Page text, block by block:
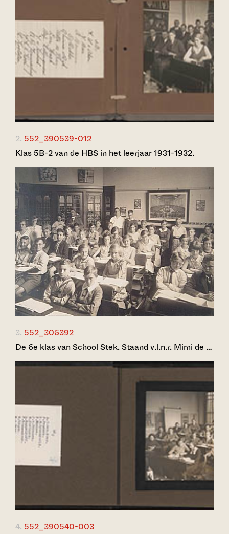
2. 552_390539-012
Klas 5B-2 van de HBS in het leerjaar 1931-1932.
3. 552_306392
De 6e klas van School Stek. Staand v.l.n.r. Mimi de …
4. 552_390540-003